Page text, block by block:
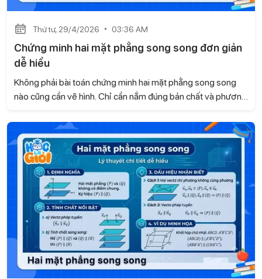
Thứ tư, 29/4/2026 03:36 AM
Chứng minh hai mặt phẳng song song đơn giản
dễ hiểu
Không phải bài toán chứng minh hai mặt phẳng song song
nào cũng cần vẽ hình. Chỉ cần nắm đúng bản chất và phương
tạp. Trong nội dung dưới đây, Gia sư Học là Giỏi sẽ giúp bạn
tiếp cận thông minh để biến dạng toán này trở nên dễ hiểu
và dễ ăn điểm.